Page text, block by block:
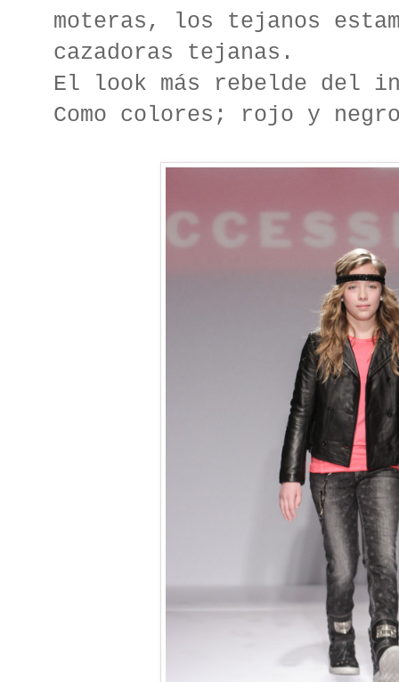
moteras, los tejanos
cazadoras tejanas.
El look más rebelde del
Como colores; rojo y